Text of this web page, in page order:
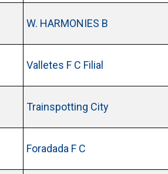
W. HARMONIES B
Valletes F C Filial
Trainspotting City
Foradada F C